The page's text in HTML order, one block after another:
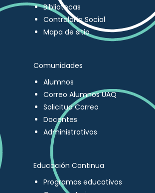
Bibliotecas
Contraloría Social
Mapa de sitio
Comunidades
Alumnos
Correo Alumnos UAQ
Solicitud Correo
Docentes
Administrativos
Educación Continua
Programas educativos